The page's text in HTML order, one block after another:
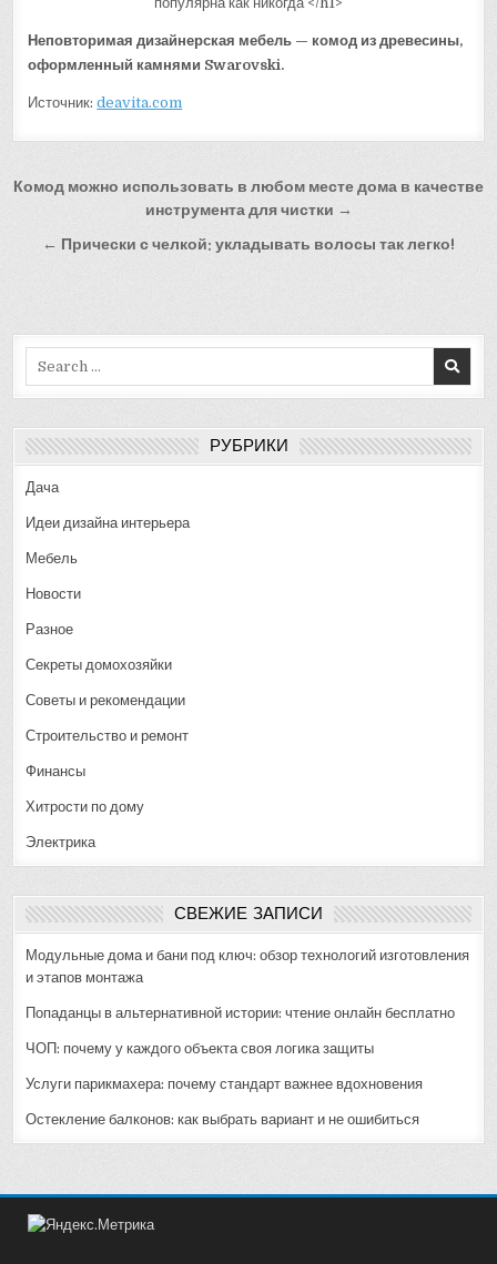
Неповторимая дизайнерская мебель — комод из древесины,
оформленный камнями Swarovski.
Источник:deavita.com
Навигация
записям
Комод можно использовать в любом месте дома в качестве
инструмента для чистки →
← Прически с челкой: укладывать волосы так легко!
РУБРИКИ
Дача
Идеи дизайна интерьера
Мебель
Новости
Разное
Секреты домохозяйки
Советы и рекомендации
Строительство и ремонт
Финансы
Хитрости по дому
Электрика
СВЕЖИЕ ЗАПИСИ
Модульные дома и бани под ключ: обзор технологий изготовления
и этапов монтажа
Попаданцы в альтернативной истории: чтение онлайн бесплатно
ЧОП: почему у каждого объекта своя логика защиты
Услуги парикмахера: почему стандарт важнее вдохновения
Остекление балконов: как выбрать вариант и не ошибиться